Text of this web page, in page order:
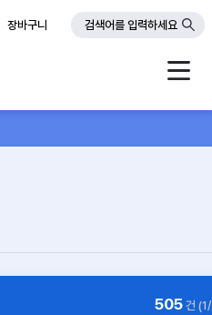
장바구니 검색어를 입력하세요
505 건